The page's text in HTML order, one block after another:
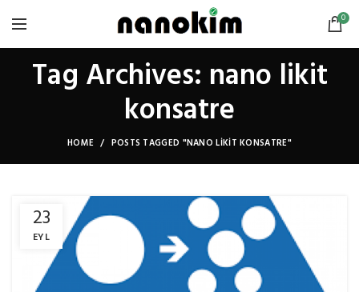
0
Tag Archives: nano likit
konsatre
HOME POSTS TAGGED "NANO LIKIT KONSATRE"
23
EYL